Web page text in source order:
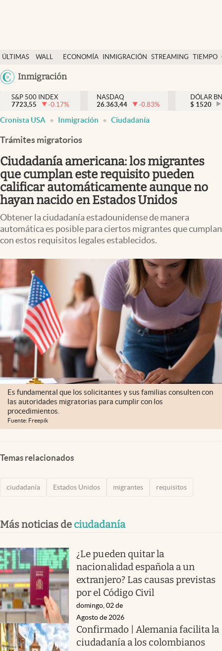
ÚLTIMAS
NOTICIAS
WALL
Y
DÓLAR
ECONOMÍA INMIGRACIÓN STREAMING TIEMPO
México
Inmigración
Finanzas y economía
Wall Street y dólar
Inmigración
Espiritual
Streaming
PC y mobile
Lifestyle
S&P 500 INDEX
7723,55
-0.17%
NASDAQ
26.363,44
-0.83%
DÓLAR
$ 1520
Cronista USA Inmigración Ciudadanía
Trámites migratorios
Ciudadanía americana: los migrantes
que cumplan este requisito pueden
calificar automáticamente aunque no
hayan nacido en Estados Unidos
Obtener la ciudadanía estadounidense de manera
automática es posible para ciertos migrantes que cumplan
con estos requisitos legales establecidos.
Es fundamental que los solicitantes y sus familias consulten con
las autoridades migratorias para cumplir con los
procedimientos.
Fuente: Freepik
Temas relacionados
ciudadanía Estados Unidos migrantes requisitos
Más noticias de ciudadanía
¿Le pueden quitar la
nacionalidad española a un
extranjero? Las causas previstas
por el Código Civil
domingo, 02 de
Agosto de 2026
Confirmado | Alemania facilita la
ciudadanía a los colombianos